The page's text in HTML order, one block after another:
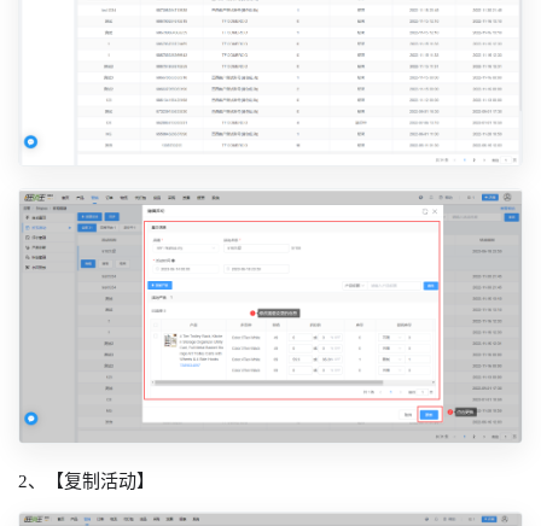
2、【复制活动】